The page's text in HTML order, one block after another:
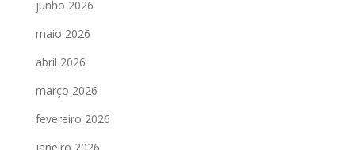
junho 2026
maio 2026
abril 2026
março 2026
fevereiro 2026